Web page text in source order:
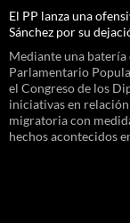
El PP lanza una
Sánchez por su
Mediante una
Parlamentario
el Congreso de los
iniciativas en
migratoria con
hechos acontecidos